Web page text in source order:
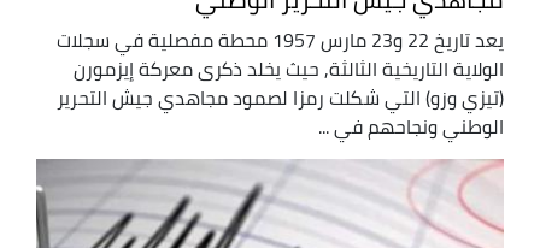
يعد تاريخ 22 و23 مارس 1957 محطة مفصلية في سجلات
الولاية التاريخية الثالثة, حيث يخلد ذكرى معركة إيزمورن
(تيزي وزو) التي شكلت رمزا لصمود مجاهدي جيش التحرير
الوطني ونجاحهم في ...